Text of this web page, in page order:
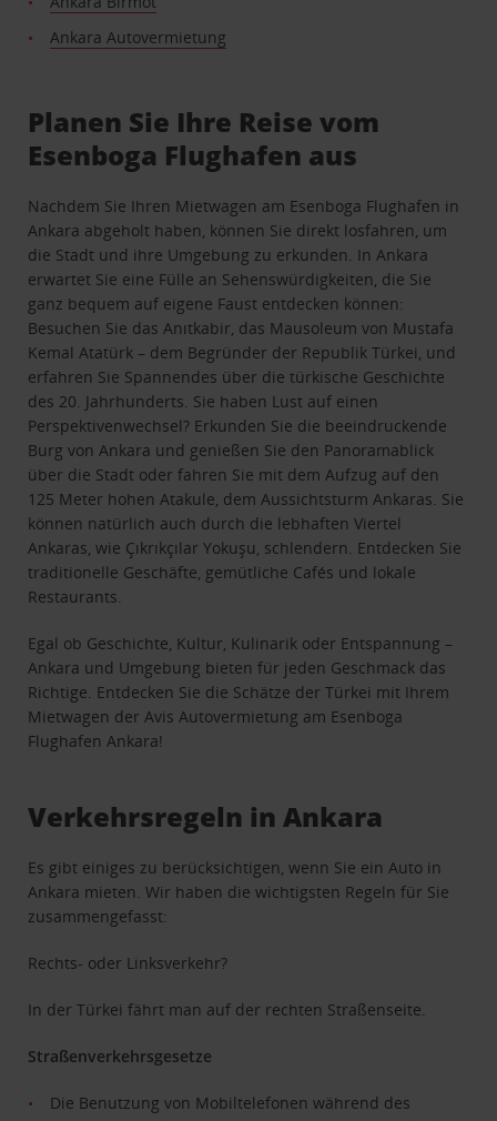
Ankara Autovermietung
Planen Sie Ihre Reise vom
Esenboga Flughafen aus
Nachdem Sie Ihren Mietwagen am Esenboga Flughafen in
Ankara abgeholt haben, können Sie direkt losfahren, um
die Stadt und ihre Umgebung zu erkunden. In Ankara
erwartet Sie eine Fülle an Sehenswürdigkeiten, die Sie
ganz bequem auf eigene Faust entdecken können:
Besuchen Sie das Anıtkabir, das Mausoleum von Mustafa
Kemal Atatürk – dem Begründer der Republik Türkei, und
erfahren Sie Spannendes über die türkische Geschichte
des 20. Jahrhunderts. Sie haben Lust auf einen
Perspektivenwechsel? Erkunden Sie die beeindruckende
Burg von Ankara und genießen Sie den Panoramablick
über die Stadt oder fahren Sie mit dem Aufzug auf den
125 Meter hohen Atakule, dem Aussichtsturm Ankaras. Sie
können natürlich auch durch die lebhaften Viertel
Ankaras, wie Çıkrıkçılar Yokuşu, schlendern. Entdecken Sie
traditionelle Geschäfte, gemütliche Cafés und lokale
Restaurants.
Egal ob Geschichte, Kultur, Kulinarik oder Entspannung –
Ankara und Umgebung bieten für jeden Geschmack das
Richtige. Entdecken Sie die Schätze der Türkei mit Ihrem
Mietwagen der Avis Autovermietung am Esenboga
Flughafen Ankara!
Verkehrsregeln in Ankara
Es gibt einiges zu berücksichtigen, wenn Sie ein Auto in
Ankara mieten. Wir haben die wichtigsten Regeln für Sie
zusammengefasst:
Rechts- oder Linksverkehr?
In der Türkei fährt man auf der rechten Straßenseite.
Straßenverkehrsgesetze
Die Benutzung von Mobiltelefonen während des